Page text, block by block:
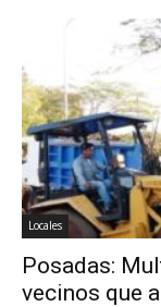
Locales
Posadas:
vecinos que